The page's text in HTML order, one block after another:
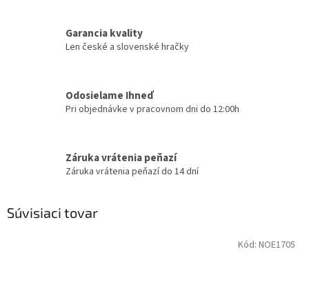
Garancia kvality
Len české a slovenské hračky
Odosielame Ihneď
Pri objednávke v pracovnom dni do 12:00h
Záruka vrátenia peňazí
Záruka vrátenia peňazí do 14 dní
Súvisiaci tovar
Kód: NOE1705